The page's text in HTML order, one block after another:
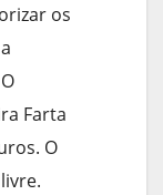
os
Farta
O